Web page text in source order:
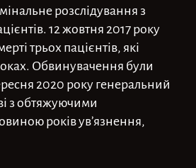
розслідування з
12 жовтня 2017 року
трьох пацієнтів, які
Обвинувачення були
2020 року генеральний
з обтяжуючими
років ув’язнення,